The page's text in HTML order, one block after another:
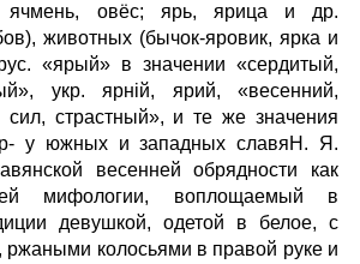
овёс; ярь, ярица и др.
животных (бычок-яровик, ярка и
«ярый» в значении «сердитый,
укр. ярнiй, ярий, «весенний,
страстный», и те же значения
у южных и западных славяН. Я.
весенней обрядности как
мифологии, воплощаемый в
девушкой, одетой в белое, с
ржаными колосьями в правой руке и